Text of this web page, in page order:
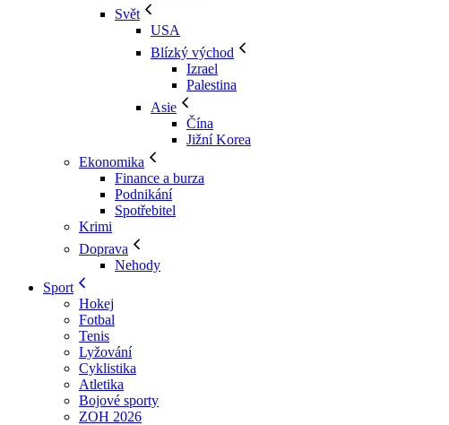
Svět
USA
Blízký východ
Izrael
Palestina
Asie
Čína
Jižní Korea
Ekonomika
Finance a burza
Podnikání
Spotřebitel
Krimi
Doprava
Nehody
Sport
Hokej
Fotbal
Tenis
Lyžování
Cyklistika
Atletika
Bojové sporty
ZOH 2026